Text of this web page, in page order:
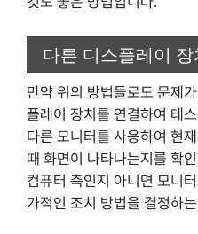
다른 디스플레이
만약 위의 방법들로도 문제
플레이 장치를 연결하여 테
다른 모니터를 사용하여 현
때 화면이 나타나는지를 확
컴퓨터 측인지 아니면 모니
가적인 조치 방법을 결정하